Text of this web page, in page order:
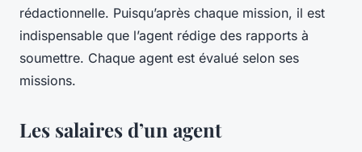
rédactionnelle. Puisqu’après chaque mission, il est
indispensable que l’agent rédige des rapports à
soumettre. Chaque agent est évalué selon ses
missions.
Les salaires d’un agent